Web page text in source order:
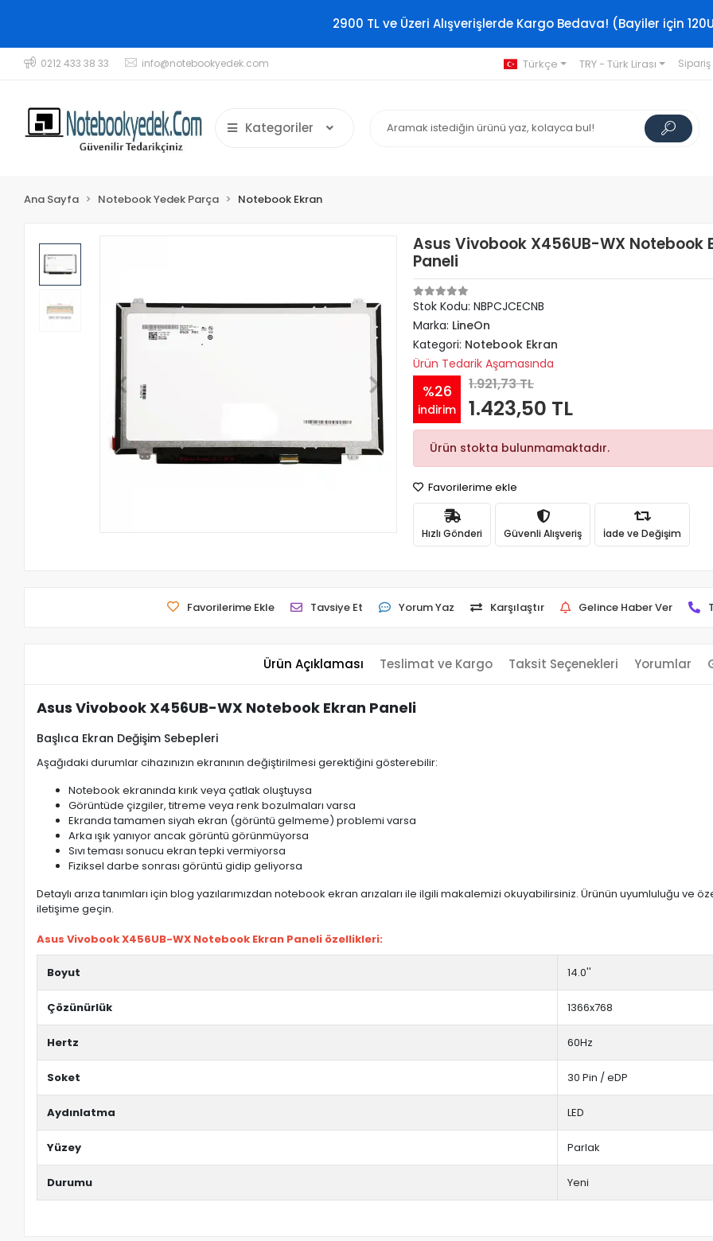
2900 TL ve Üzeri Alışverişlerde Kargo Bedava! (Bayiler için
0212 433 38 33 info@notebookyedek.com Türkçe TRY - Türk Lirası
Kategoriler
Ana Sayfa Notebook Yedek Parça Notebook Ekran
Asus Vivobook X456UB-WX Notebook
Paneli
Stok Kodu: NBPCJCECNB
Marka: LineOn
Kategori: Notebook Ekran
Ürün Tedarik Aşamasında
%26
indirim
1.921,73 TL
1.423,50 TL
Ürün stokta bulunmamaktadır.
Favorilerime ekle
Hızlı Gönderi Güvenli Alışveriş İade ve Değişim
Favorilerime Ekle Tavsiye Et Yorum Yaz Karşılaştır Gelince Haber Ver
Ürün Açıklaması Teslimat ve Kargo Taksit Seçenekleri Yorumlar
Asus Vivobook X456UB-WX Notebook Ekran Paneli
Başlıca Ekran Değişim Sebepleri
Aşağıdaki durumlar cihazınızın ekranının değiştirilmesi gerektiğini gösterebilir:
Notebook ekranında kırık veya çatlak oluştuysa
Görüntüde çizgiler, titreme veya renk bozulmaları varsa
Ekranda tamamen siyah ekran (görüntü gelmeme) problemi varsa
Arka ışık yanıyor ancak görüntü görünmüyorsa
Sıvı teması sonucu ekran tepki vermiyorsa
Fiziksel darbe sonrası görüntü gidip geliyorsa
Detaylı arıza tanımları için blog yazılarımızdan notebook ekran arızaları ile ilgili makalemizi okuyabilirsiniz. Ürünün uyumluluğu
iletişime geçin.
Asus Vivobook X456UB-WX Notebook Ekran Paneli özellikleri:
Boyut 14.0''
Çözünürlük 1366x768
Hertz 60Hz
Soket 30 Pin / eDP
Aydınlatma LED
Yüzey Parlak
Durumu Yeni